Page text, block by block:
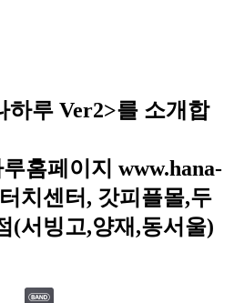
하루 Ver2>를 소개합
홈페이지 www.hana-
치센터, 갓피플몰,두
(서빙고,양재,동서울)